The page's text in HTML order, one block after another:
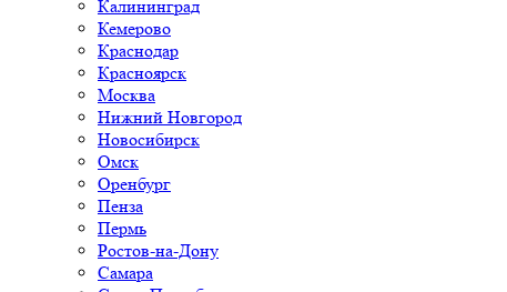
Калининград
Кемерово
Краснодар
Красноярск
Москва
Нижний Новгород
Новосибирск
Омск
Оренбург
Пенза
Пермь
Ростов-на-Дону
Самара